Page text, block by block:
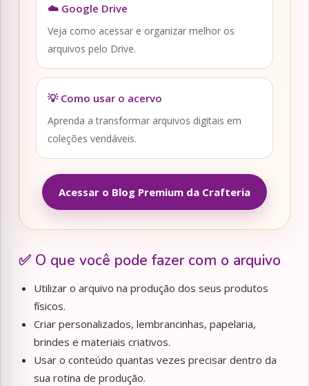
☁️ Google Drive
Veja como acessar e organizar melhor os
arquivos pelo Drive.
💡 Como usar o acervo
Aprenda a transformar arquivos digitais em
coleções vendáveis.
Acessar o Blog Premium da Crafteria
✅ O que você pode fazer com o arquivo
Utilizar o arquivo na produção dos seus produtos
físicos.
Criar personalizados, lembrancinhas, papelaria,
brindes e materiais criativos.
Usar o conteúdo quantas vezes precisar dentro da
sua rotina de produção.